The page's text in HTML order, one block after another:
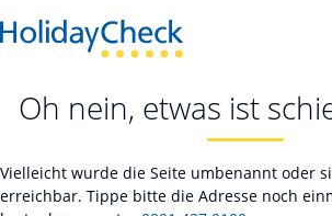
Oh nein, etwas ist
Vielleicht wurde die Seite umbenannt oder
erreichbar. Tippe bitte die Adresse noch